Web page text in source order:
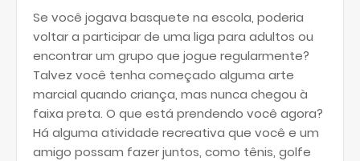
Se você jogava basquete na escola, poderia
voltar a participar de uma liga para adultos ou
encontrar um grupo que jogue regularmente?
Talvez você tenha começado alguma arte
marcial quando criança, mas nunca chegou à
faixa preta. O que está prendendo você agora?
Há alguma atividade recreativa que você e um
amigo possam fazer juntos, como tênis, golfe